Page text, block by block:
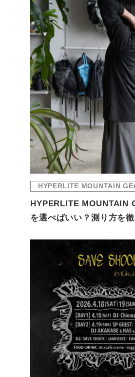
HYPERLITE MOUNTAIN
HYPERLITE MOUNTAIN
を選べばいい？測り方を